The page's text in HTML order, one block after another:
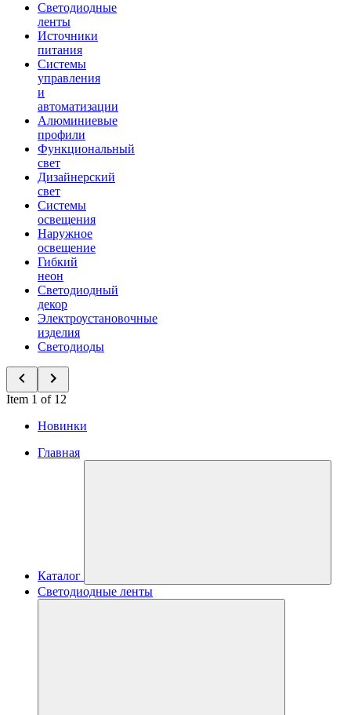
Светодиодные
ленты
Источники
питания
Системы
управления
и
автоматизации
Алюминиевые
профили
Функциональный
свет
Дизайнерский
свет
Системы
освещения
Наружное
освещение
Гибкий
неон
Светодиодный
декор
Электроустановочные
изделия
Светодиоды
Item 1 of 12
Новинки
Главная
Каталог
Светодиодные ленты